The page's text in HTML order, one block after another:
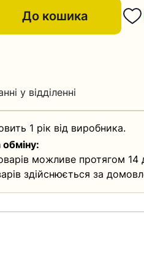
До кошика
у відділенні
1 рік від виробника.
можливе протягом 14
здійснюється за